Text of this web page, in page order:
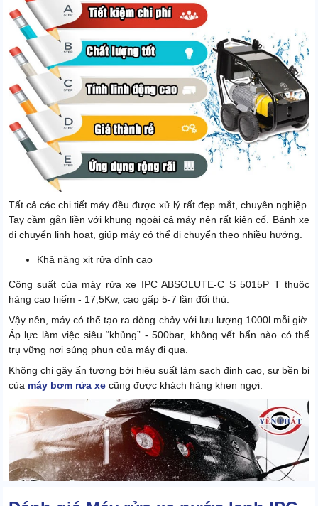
Tất cả các chi tiết máy đều được xử lý rất đẹp mắt, chuyên nghiệp.
Tay cầm gắn liền với khung ngoài cả máy nên rất kiên cố. Bánh xe
di chuyển linh hoạt, giúp máy có thể di chuyển theo nhiều hướng.
Khả năng xịt rửa đỉnh cao
Công suất của máy rửa xe IPC ABSOLUTE-C S 5015P T thuộc
hàng cao hiếm - 17,5Kw, cao gấp 5-7 lần đối thủ.
Vậy nên, máy có thể tạo ra dòng chảy với lưu lượng 1000l mỗi giờ.
Áp lực làm việc siêu “khủng” - 500bar, không vết bẩn nào có thể
trụ vững nơi súng phun của máy đi qua.
Không chỉ gây ấn tượng bởi hiệu suất làm sạch đỉnh cao, sự bền bỉ
của máy bơm rửa xe cũng được khách hàng khen ngợi.